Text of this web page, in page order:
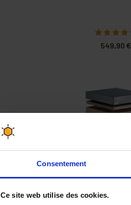
Consentement
Ce site web utilise des cookies.
549,90 €
cadres